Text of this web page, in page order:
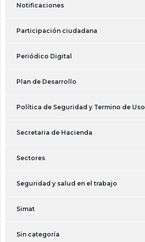
Notificaciones
Participación ciudadana
Periódico Digital
Plan de Desarrollo
Política de Seguridad y Termino de Uso
Secretaria de Hacienda
Sectores
Seguridad y salud en el trabajo
Simat
Sin categoría